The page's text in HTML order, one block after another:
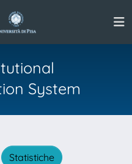
System
Statistiche